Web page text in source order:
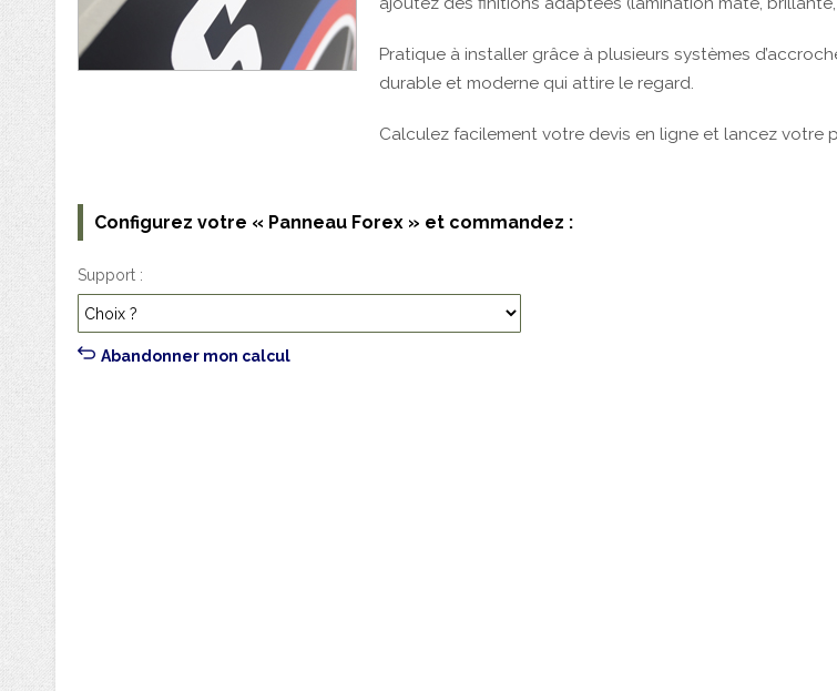
Configurez votre « Panneau Forex » et commandez :
Support
Abandonner mon calcul